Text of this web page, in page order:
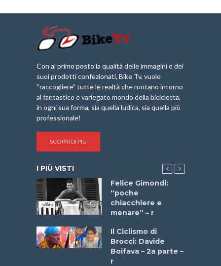
Con al primo posto la qualità delle immagini e dei
suoi prodotti confezionati, Bike Tv, vuole
“raccogliere” tutte le realtà che ruotano intorno
al fantastico e variegato mondo della bicicletta,
in ogni sua forma, sia quella ludica, sia quella più
professionale!
SCOPRI DI PIÙ
I PIÙ VISTI
Felice Gimondi:
“poche
chiacchiere e
menare” – r
Il Ciclismo di
Brocci: Davide
Boifava – 2a parte –
r